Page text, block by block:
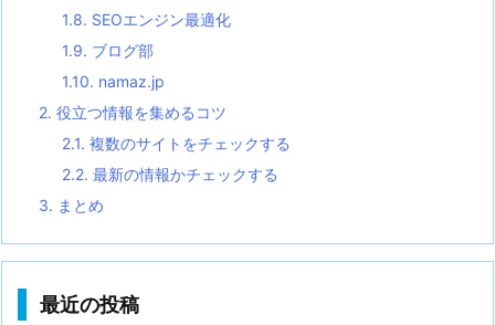
1.8. SEOエンジン最適化
1.9. ブログ部
1.10. namaz.jp
2. 役立つ情報を集めるコツ
2.1. 複数のサイトをチェックする
2.2. 最新の情報かチェックする
3. まとめ
最近の投稿